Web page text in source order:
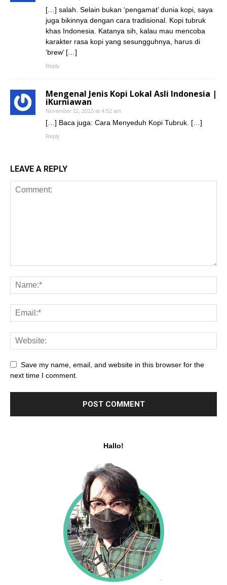
[…] salah. Selain bukan ‘pengamat’ dunia kopi, saya
juga bikinnya dengan cara tradisional. Kopi tubruk
khas Indonesia. Katanya sih, kalau mau mencoba
karakter rasa kopi yang sesungguhnya, harus di
‘brew’ […]
Reply
Mengenal Jenis Kopi Lokal Asli Indonesia |
iKurniawan
November 11, 2015 at 4:52 am
[…] Baca juga: Cara Menyeduh Kopi Tubruk. […]
Reply
LEAVE A REPLY
Save my name, email, and website in this browser for the
next time I comment.
Hallo!